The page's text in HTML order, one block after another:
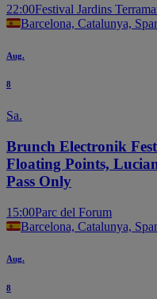
22:00Festival Jardins
Barcelona, Catalunya,
Aug.
8
Sa.
Brunch Electronik
Floating Points,
Pass Only
15:00Parc del Forum
Barcelona, Catalunya,
Aug.
8